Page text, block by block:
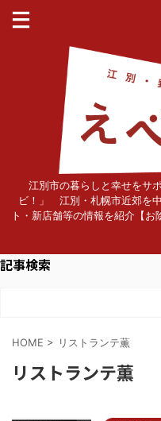
江別市の暮らしと幸せをサ
ビ！」 江別・札幌市近郊を
ト・新店舗等の情報を紹介【
記事検索
HOME > リストランテ薫
リストランテ薫